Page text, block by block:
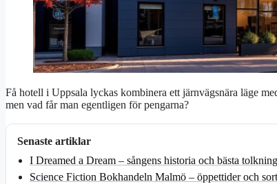
Få hotell i Uppsala lyckas kombinera ett järnvägsnära läge
men vad får man egentligen för pengarna?
Senaste artiklar
I Dreamed a Dream – sångens historia och bästa
Science Fiction Bokhandeln Malmö – öppettider och